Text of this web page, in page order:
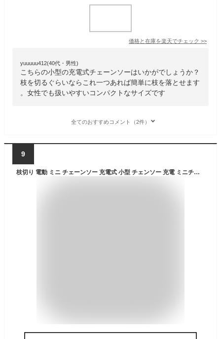
価格と在庫を楽天でチェック >>
yuuuuu412(40代・男性)
こちらの小型の充電式チェーンソーはいかがでしょうか？
枝を切るぐらいならこれ一つあれば簡単に枝を落とせます
。女性でも扱いやすいコンパクトなサイズです
全てのおすすめコメント（2件）
9
枝切り 電動 ミニ チェーンソー 充電式 小型 チェンソー 充電 ミニチェンソー コードレス 電動チェーンソー バッテリー付き ガーデニング のこぎり 強力 片手 軽量 電動のこぎり 園芸用 コードレス 木の枝 木材 切断 剪定 鋸 ノコギリ 庭 機器 家庭用 女性 枝切り